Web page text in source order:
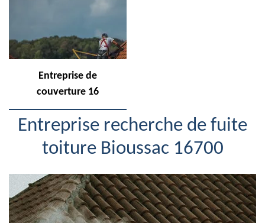
Entreprise de
couverture 16
Entreprise recherche de fuite
toiture Bioussac 16700